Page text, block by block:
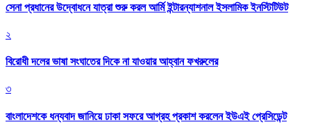
সেনা প্রধানের উদ্বোধনে যাত্রা শুরু করল আর্মি ইন্টারন্যাশনাল ইসলামিক ইনস্টিটিউট
২
বিরোধী দলের ভাষা সংঘাতের দিকে না যাওয়ার আহ্বান ফখরুলের
৩
বাংলাদেশকে ধন্যবাদ জানিয়ে ঢাকা সফরে আগ্রহ প্রকাশ করলেন ইউএই প্রেসিডেন্ট